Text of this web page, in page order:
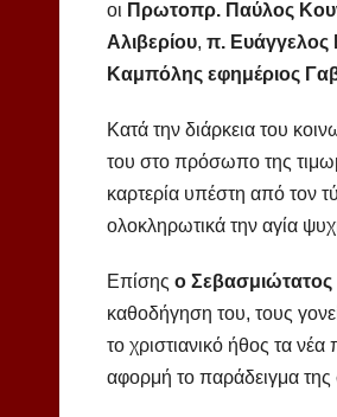
οι Πρωτοπρ. Παύλος
Αλιβερίου, π. Ευάγγελος
Καμπόλης εφημέριος
Κατά την διάρκεια του
του στο πρόσωπο της
καρτερία υπέστη από τον
ολοκληρωτικά την αγία
Επίσης ο Σεβασμιώτατος
καθοδήγηση του, τους
το χριστιανικό ήθος τα
αφορμή το παράδειγμα